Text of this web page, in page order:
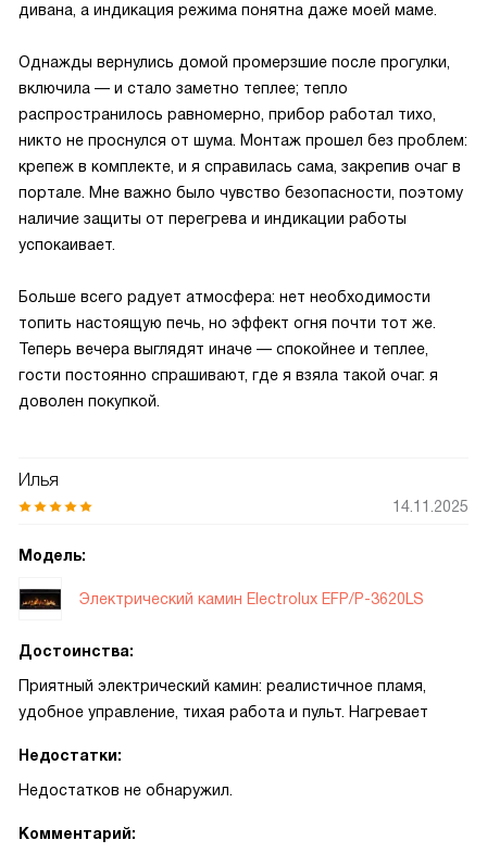
дивана, а индикация режима понятна даже моей маме.
Однажды вернулись домой промерзшие после прогулки,
включила — и стало заметно теплее; тепло
распространилось равномерно, прибор работал тихо,
никто не проснулся от шума. Монтаж прошел без проблем:
крепеж в комплекте, и я справилась сама, закрепив очаг в
портале. Мне важно было чувство безопасности, поэтому
наличие защиты от перегрева и индикации работы
успокаивает.
Больше всего радует атмосфера: нет необходимости
топить настоящую печь, но эффект огня почти тот же.
Теперь вечера выглядят иначе — спокойнее и теплее,
гости постоянно спрашивают, где я взяла такой очаг. я
доволен покупкой.
Илья
14.11.2025
Модель:
Электрический камин Electrolux EFP/P-3620LS
Достоинства:
Приятный электрический камин: реалистичное пламя,
удобное управление, тихая работа и пульт. Нагревает
Недостатки:
Недостатков не обнаружил.
Комментарий: